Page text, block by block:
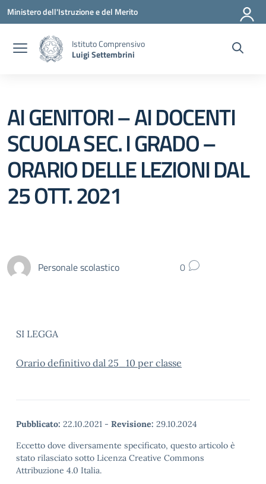
Vai ai contenuti
Vai al menu di navigazione
Vai al footer
Ministero dell'Istruzione e del Merito
Istituto Comprensivo
Luigi Settembrini
AI GENITORI – AI DOCENTI
SCUOLA SEC. I GRADO –
ORARIO DELLE LEZIONI DAL
25 OTT. 2021
Personale scolastico 0
SI LEGGA
Orario definitivo dal 25_10 per classe
Pubblicato: 22.10.2021 - Revisione: 29.10.2024
Eccetto dove diversamente specificato, questo articolo è
stato rilasciato sotto Licenza Creative Commons
Attribuzione 4.0 Italia.